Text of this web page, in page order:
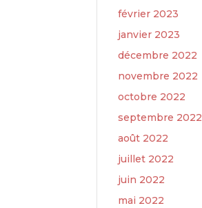
février 2023
janvier 2023
décembre 2022
novembre 2022
octobre 2022
septembre 2022
août 2022
juillet 2022
juin 2022
mai 2022